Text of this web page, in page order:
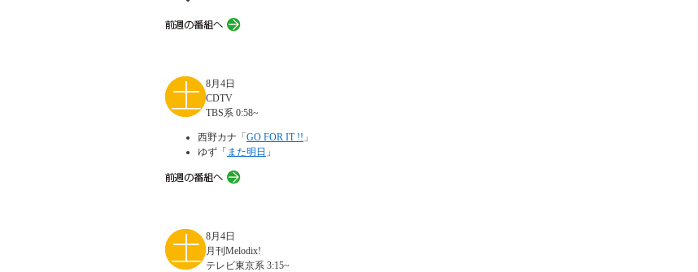
8月4日
CDTV
TBS系 0:58~
西野カナ「 GO FOR IT !! 」
ゆず「 また明日 」
8月4日
月刊Melodix!
テレビ東京系 3:15~